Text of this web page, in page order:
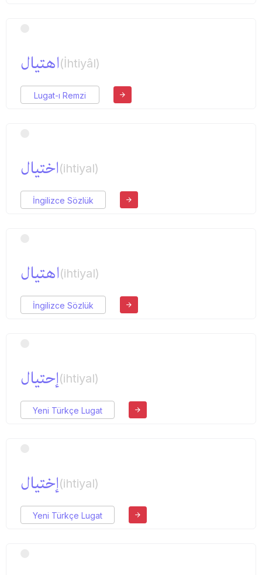
اهتیال(İhtiyâl)
Lugat-ı Remzi
اختیال(ihtiyal)
İngilizce Sözlük
اهتیال(ihtiyal)
İngilizce Sözlük
إحتیال(ihtiyal)
Yeni Türkçe Lugat
إختیال(ihtiyal)
Yeni Türkçe Lugat